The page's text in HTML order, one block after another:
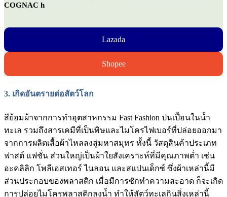
COGNAC h
Lazada
Shopee
3. เกิดอันตรายต่อสัตว์โลก
สีย้อมผ้าจากการทำอุตสาหกรรม Fast Fashion ปนเปื้อนในน้ำ
ทะเล รวมถึงสารเคมีที่เป็นพิษและไมโครไฟเบอร์ที่ปล่อยออกมา
จากการผลิตเสื้อผ้าไหลลงสู่มหาสมุทร ทั้งนี้ วัสดุสินค้าประเภท
ฟาสต์ แฟชั่น ส่วนใหญ่เป็นผ้าใยสังเคราะห์ที่มีคุณภาพต่ำ เช่น
อะคลิลิก โพลีเอสเทอร์ ไนลอน และสแปนเด็กซ์ ซึ่งผ้าเหล่านี้มี
ส่วนประกอบของพลาสติก เมื่อมีการซักทำความสะอาด ก็จะเกิด
การปล่อยไมโครพลาสติกลงน้ำ ทำให้สัตว์ทะเลกินสิ่งเหล่านี้